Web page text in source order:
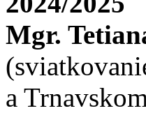
Mgr.
a